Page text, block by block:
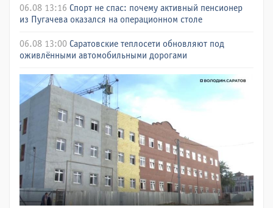
06.08 13:16 Спорт не спас: почему активный пенсионер
из Пугачева оказался на операционном столе
06.08 13:00 Саратовские теплосети обновляют под
оживлёнными автомобильными дорогами